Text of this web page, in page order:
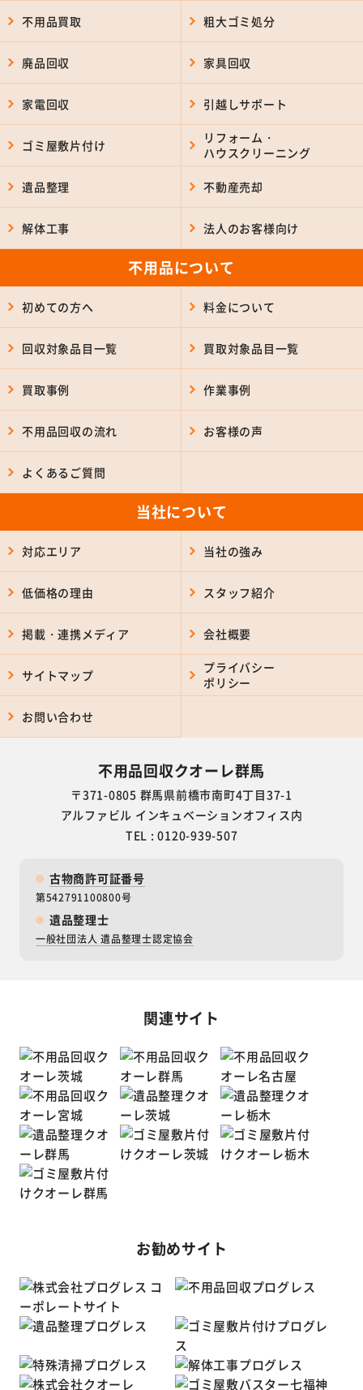
不用品買取 粗大ゴミ処分
廃品回収 家具回収
家電回収 引越しサポート
ゴミ屋敷片付け
リフォーム・
ハウスクリーニング
遺品整理 不動産売却
解体工事 法人のお客様向け
不用品について
初めての方へ 料金について
回収対象品目一覧 買取対象品目一覧
買取事例 作業事例
不用品回収の流れ お客様の声
よくあるご質問
当社について
対応エリア 当社の強み
低価格の理由 スタッフ紹介
掲載・連携メディア 会社概要
サイトマップ
プライバシー
ポリシー
お問い合わせ
不用品回収クオーレ群馬
〒371-0805 群馬県前橋市南町4丁目37-1
アルファビル インキュベーションオフィス内
TEL : 0120-939-507
古物商許可証番号
第542791100800号
遺品整理士
一般社団法人 遺品整理士認定協会
関連サイト
お勧めサイト